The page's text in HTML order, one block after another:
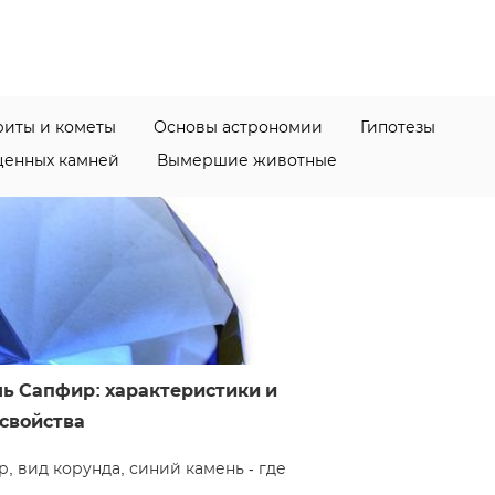
Сапфир: характеристики и
свойства
вид корунда, синий камень - где
и кометы Основы астрономии
Гипотезы
камней Вымершие животные